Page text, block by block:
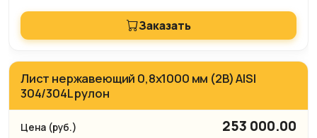
Заказать
Лист нержавеющий 0,8х1000 мм (2B) AISI
304/304L рулон
253 000.00